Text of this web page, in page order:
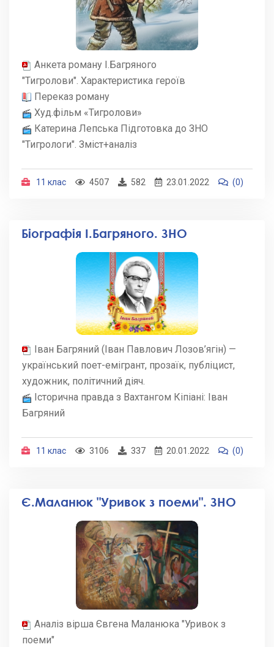
Анкета роману І.Багряного
"Тигролови". Характеристика героїв
Переказ роману
Худ.фільм «Тигролови»
Катерина Лепська Підготовка до ЗНО
"Тигрологи". Зміст+аналіз
11 клас 4507 582 23.01.2022 (0)
Біографія І.Багряного. ЗНО
Іван Багряний (Іван Павлович Лозов’ягін) —
український поет-емігрант, прозаїк, публіцист,
художник, політичний діяч.
Історична правда з Вахтангом Кіпіані: Іван
Багряний
11 клас 3106 337 20.01.2022 (0)
Є.Маланюк "Уривок з поеми". ЗНО
Аналіз вірша Євгена Маланюка "Уривок з
поеми"